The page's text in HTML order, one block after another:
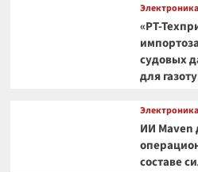
Электроника
«РТ-
судовых
для
Электроника
ИИ Maven
составе